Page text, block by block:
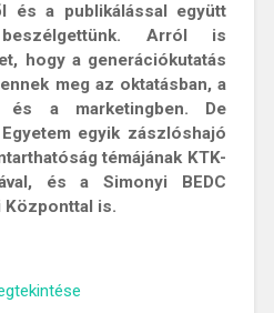
és a publikálással együtt
. Arról is
hogy a generációkutatás
meg az oktatásban, a
és a marketingben. De
egyik zászlóshajó
témájának KTK-
és a Simonyi BEDC
is.